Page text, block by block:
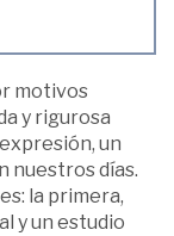
motivos
y rigurosa
un
nuestros días.
la primera,
y un estudio